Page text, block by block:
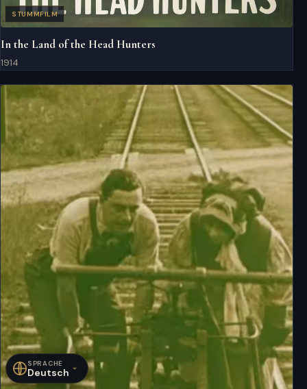
STUMMFILM
In the Land of the Head Hunters
1914
SPRACHE
Deutsch